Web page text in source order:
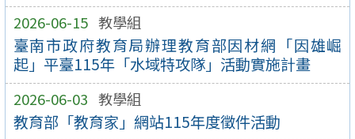
2026-06-15 教學組
臺南市政府教育局辦理教育部因材網「因雄崛
起」平臺115年「水域特攻隊」活動實施計畫
2026-06-03 教學組
教育部「教育家」網站115年度徵件活動